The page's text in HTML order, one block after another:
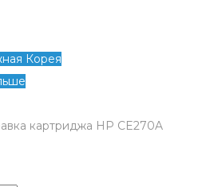
Корея
картриджа HP CE270A